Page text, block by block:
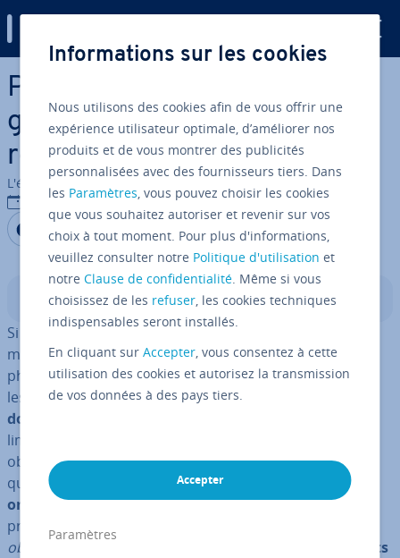
Aller au contenu principal
Post­greSQL : le système de
gestion de base de données
re­la­tion­nelle et objet
L'équipe édi­to­riale IONOS
14/09/2022
Partager sur Facebook
Partager sur Twitter
Partager sur LinkedIn
Sommaire
Si des types dedonnées complexes
mul­ti­mé­dia doivent être gérés en plus des données al­
pha­nu­mé­riques (lettres, chiffres, ca­rac­tères spéciaux),
les
systèmes clas­siques de gestion
données re­la­tion­nellles
limites. Cependant, les bases de données re­la­tion­nelle-
objets ou les systèmes de gestion de bases de données
qui étendent le modèle tra­di­tion­nel par des
approches
orientées objetapportent la réponse ap­pro­priée à ce
problème : le mapping objet-re­la­tion­nel (en anglais
object-re­la­tio­nal mapping
objets
Informations sur les cookies
Nous utilisons des cookies afin de vous offrir une
expérience utilisateur optimale, d’améliorer nos
produits et de vous montrer des publicités
personnalisées avec des fournisseurs tiers. Dans
les Paramètres, vous pouvez choisir les cookies
que vous souhaitez autoriser et revenir sur vos
choix à tout moment. Pour plus d'informations,
veuillez consulter notre Politique d'utilisation et
notreClause de confidentialité. Même si vous
choisissez de les refuser, les cookies techniques
indispensables seront installés.
En cliquant surAccepter, vous consentez à cette
utilisation des cookies et autorisez la transmission
de vos données à des pays tiers.
Accepter
Paramètres